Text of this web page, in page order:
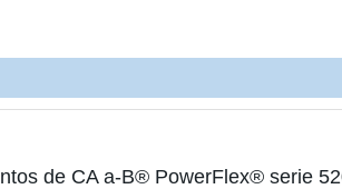
de CA a-B® PowerFlex® serie